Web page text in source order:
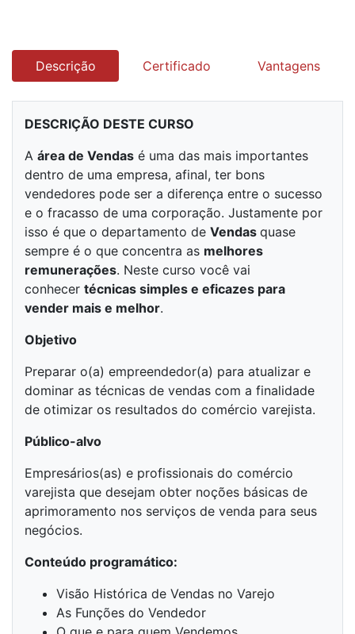
Descrição Certificado Vantagens
DESCRIÇÃO DESTE CURSO
A área de Vendas é uma das mais importantes
dentro de uma empresa, afinal, ter bons
vendedores pode ser a diferença entre o sucesso
e o fracasso de uma corporação. Justamente por
isso é que o departamento de Vendas quase
sempre é o que concentra as melhores
remunerações. Neste curso você vai
conhecer técnicas simples e eficazes para
vender mais e melhor.
Objetivo
Preparar o(a) empreendedor(a) para atualizar e
dominar as técnicas de vendas com a finalidade
de otimizar os resultados do comércio varejista.
Público-alvo
Empresários(as) e profissionais do comércio
varejista que desejam obter noções básicas de
aprimoramento nos serviços de venda para seus
negócios.
Conteúdo programático:
Visão Histórica de Vendas no Varejo
As Funções do Vendedor